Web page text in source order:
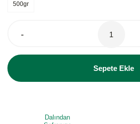
500gr
-
Sepete Ekle
Dalından